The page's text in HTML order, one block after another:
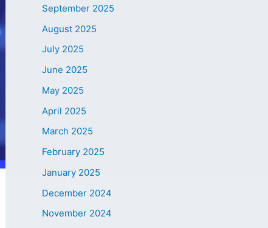
September 2025
August 2025
July 2025
June 2025
May 2025
April 2025
March 2025
February 2025
January 2025
December 2024
November 2024